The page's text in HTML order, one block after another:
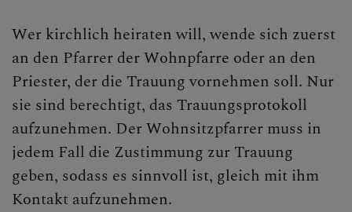
Wer kirchlich heiraten will, wende sich zuerst
an den Pfarrer der Wohnpfarre oder an den
Priester, der die Trauung vornehmen soll. Nur
sie sind berechtigt, das Trauungsprotokoll
aufzunehmen. Der Wohnsitzpfarrer muss in
jedem Fall die Zustimmung zur Trauung
geben, sodass es sinnvoll ist, gleich mit ihm
Kontakt aufzunehmen.